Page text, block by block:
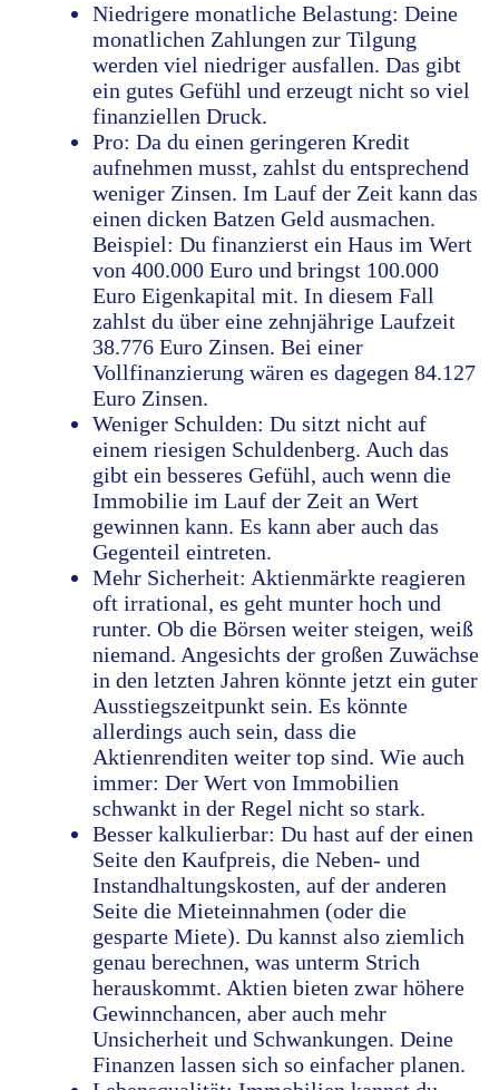
Niedrigere monatliche Belastung: Deine
monatlichen Zahlungen zur Tilgung
werden viel niedriger ausfallen. Das gibt
ein gutes Gefühl und erzeugt nicht so viel
finanziellen Druck.
Pro: Da du einen geringeren Kredit
aufnehmen musst, zahlst du entsprechend
weniger Zinsen. Im Lauf der Zeit kann das
einen dicken Batzen Geld ausmachen.
Beispiel: Du finanzierst ein Haus im Wert
von 400.000 Euro und bringst 100.000
Euro Eigenkapital mit. In diesem Fall
zahlst du über eine zehnjährige Laufzeit
38.776 Euro Zinsen. Bei einer
Vollfinanzierung wären es dagegen 84.127
Euro Zinsen.
Weniger Schulden: Du sitzt nicht auf
einem riesigen Schuldenberg. Auch das
gibt ein besseres Gefühl, auch wenn die
Immobilie im Lauf der Zeit an Wert
gewinnen kann. Es kann aber auch das
Gegenteil eintreten.
Mehr Sicherheit: Aktienmärkte reagieren
oft irrational, es geht munter hoch und
runter. Ob die Börsen weiter steigen, weiß
niemand. Angesichts der großen Zuwächse
in den letzten Jahren könnte jetzt ein guter
Ausstiegszeitpunkt sein. Es könnte
allerdings auch sein, dass die
Aktienrenditen weiter top sind. Wie auch
immer: Der Wert von Immobilien
schwankt in der Regel nicht so stark.
Besser kalkulierbar: Du hast auf der einen
Seite den Kaufpreis, die Neben- und
Instandhaltungskosten, auf der anderen
Seite die Mieteinnahmen (oder die
gesparte Miete). Du kannst also ziemlich
genau berechnen, was unterm Strich
herauskommt. Aktien bieten zwar höhere
Gewinnchancen, aber auch mehr
Unsicherheit und Schwankungen. Deine
Finanzen lassen sich so einfacher planen.